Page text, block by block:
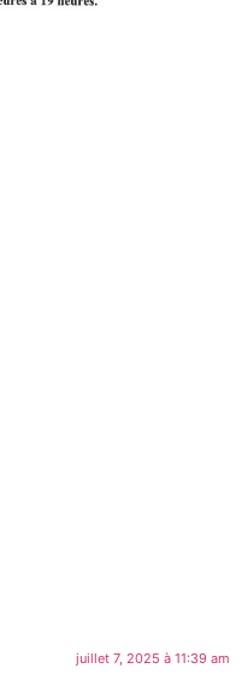
juillet 7, 2025 à 11:39 am